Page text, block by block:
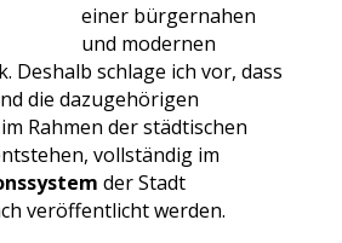
einer bürgernahen
und modernen
Deshalb schlage ich vor, dass
die dazugehörigen
Rahmen der städtischen
vollständig im
der Stadt
veröffentlicht werden.